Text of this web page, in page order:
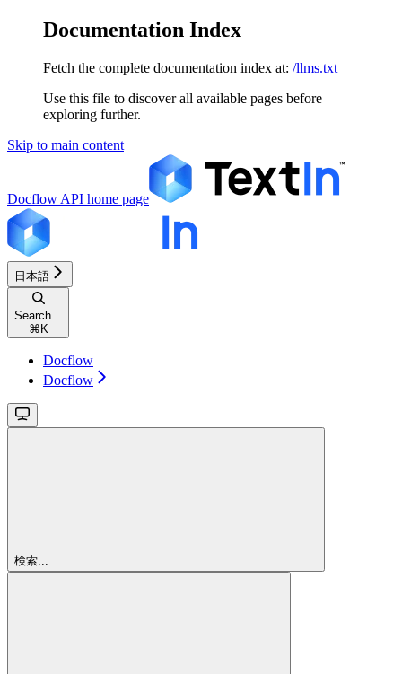
Documentation Index
Fetch the complete documentation index at: /llms.txt
Use this file to discover all available pages before
exploring further.
Skip to main content
Docflow API home page
日本語
Search...
⌘ K
Docflow
Docflow
検索...